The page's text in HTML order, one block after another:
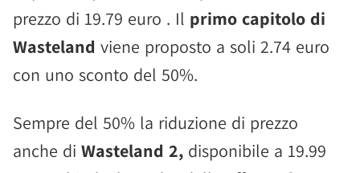
prezzo di 19.79 euro . Il primo capitolo di
Wasteland viene proposto a soli 2.74 euro
con uno sconto del 50%.
Sempre del 50% la riduzione di prezzo
anche di Wasteland 2, disponibile a 19.99